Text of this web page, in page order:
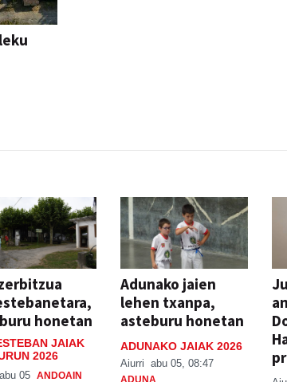
honetan
JAIAK
2026
abu 05 ANDOAIN
Adunako jaien
lehen txanpa,
asteburu honetan
ADUNAKO JAIAK 2026
Aiurri abu 05, 08:47
ADUNA